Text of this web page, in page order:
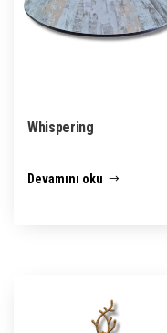
Whispering
Devamını oku